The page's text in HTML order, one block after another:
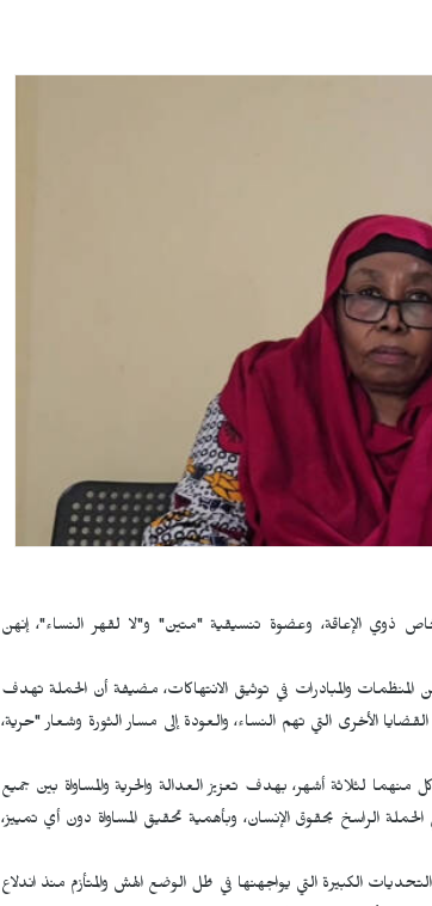
ذوي الإعاقة، وعضوة تنسيقية "متين" و"لا لقهر النساء"، إنهن
والمبادرات في توثيق الانتهاكات، مضيفة أن الحملة تهدف
الأخرى التي تهم النساء، والعودة إلى مسار الثورة وشعار "حرية،
لثلاثة أشهر، بهدف تعزيز العدالة والحرية والمساواة بين جميع
الحملة الراسخ بحقوق الإنسان، وبأهمية تحقيق المساواة دون أي تمييز،
الكبيرة التي يواجهنها في ظل الوضع الهش والمتأزم منذ اندلاع